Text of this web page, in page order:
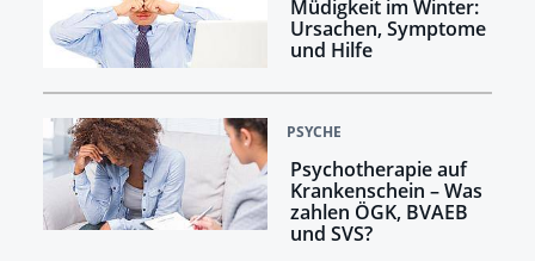
Müdigkeit im Winter:
Ursachen, Symptome
und Hilfe
PSYCHE
Psychotherapie auf
Krankenschein – Was
zahlen ÖGK, BVAEB
und SVS?